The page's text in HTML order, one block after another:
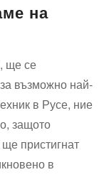
на
ще се
възможно най-
в Русе, ние
защото
пристигнат
в